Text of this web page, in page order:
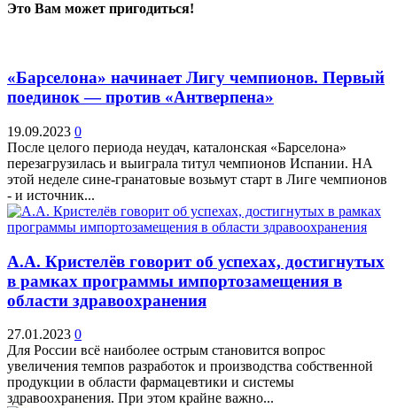
Это Вам может пригодиться!
«Барселона» начинает Лигу чемпионов. Первый
поединок — против «Антверпена»
19.09.2023 0
После целого периода неудач, каталонская «Барселона»
перезагрузилась и выиграла титул чемпионов Испании. НА
этой неделе сине-гранатовые возьмут старт в Лиге чемпионов
- и источник...
А.А. Кристелёв говорит об успехах, достигнутых
в рамках программы импортозамещения в
области здравоохранения
27.01.2023 0
Для России всё наиболее острым становится вопрос
увеличения темпов разработок и производства собственной
продукции в области фармацевтики и системы
здравоохранения. При этом крайне важно...